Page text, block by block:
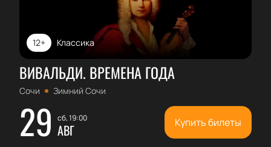
Классика
12+
ВИВАЛЬДИ. ВРЕМЕНА ГОДА
Сочи Зимний Сочи
29 сб, 19:00
АВГ Купить билеты